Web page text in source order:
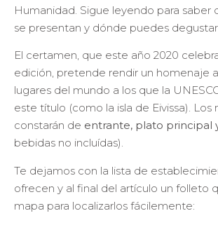
Humanidad. Sigue leyendo para saber
se presentan y dónde puedes
El certamen, que este año 2020
edición, pretende rendir un homenaje
lugares del mundo a los que la
este título (como la isla de Eivissa). Los
constarán de entrante, plato principal
bebidas no incluídas).
Te dejamos con la lista de
ofrecen y al final del artículo un folleto
mapa para localizarlos fácilemente: